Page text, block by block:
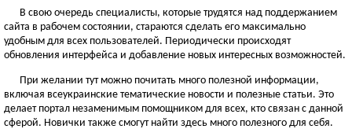
В свою очередь специалисты, которые трудятся над поддержанием
сайта в рабочем состоянии, стараются сделать его максимально
удобным для всех пользователей. Периодически происходят
обновления интерфейса и добавление новых интересных возможностей.
При желании тут можно почитать много полезной информации,
включая всеукраинские тематические новости и полезные статьи. Это
делает портал незаменимым помощником для всех, кто связан с данной
сферой. Новички также смогут найти здесь много полезного для себя.